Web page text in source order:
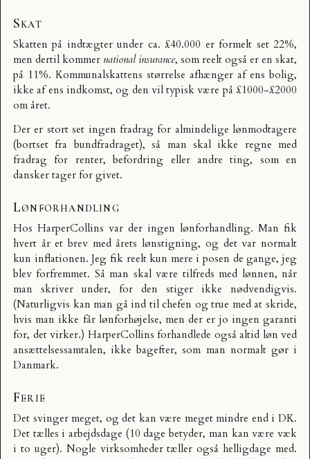
Skat
Skatten på indtægter under ca. £40.000 er formelt set 22%,
men dertil kommer national insurance, som reelt også er en skat,
på 11%. Kommunalskattens størrelse afhænger af ens bolig,
ikke af ens indkomst, og den vil typisk være på £1000-£2000
om året.
Der er stort set ingen fradrag for almindelige lønmodtagere
(bortset fra bundfradraget), så man skal ikke regne med
fradrag for renter, befordring eller andre ting, som en
dansker tager for givet.
Lønforhandling
Hos HarperCollins var der ingen lønforhandling. Man fik
hvert år et brev med årets lønstigning, og det var normalt
kun inflationen. Jeg fik reelt kun mere i posen de gange, jeg
blev forfremmet. Så man skal være tilfreds med lønnen, når
man skriver under, for den stiger ikke nødvendigvis.
(Naturligvis kan man gå ind til chefen og true med at skride,
hvis man ikke får lønforhøjelse, men der er jo ingen garanti
for, det virker.) HarperCollins forhandlede også altid løn ved
ansættelsessamtalen, ikke bagefter, som man normalt gør i
Danmark.
Ferie
Det svinger meget, og det kan være meget mindre end i DK.
Det tælles i arbejdsdage (10 dage betyder, man kan være væk
i to uger). Nogle virksomheder tæller også helligdage med.